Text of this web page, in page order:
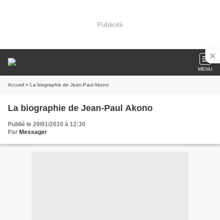
Publicité
MENU
Accueil » La biographie de Jean-Paul Akono
La biographie de Jean-Paul Akono
Publié le 29/01/2010 à 12:30
Par Messager